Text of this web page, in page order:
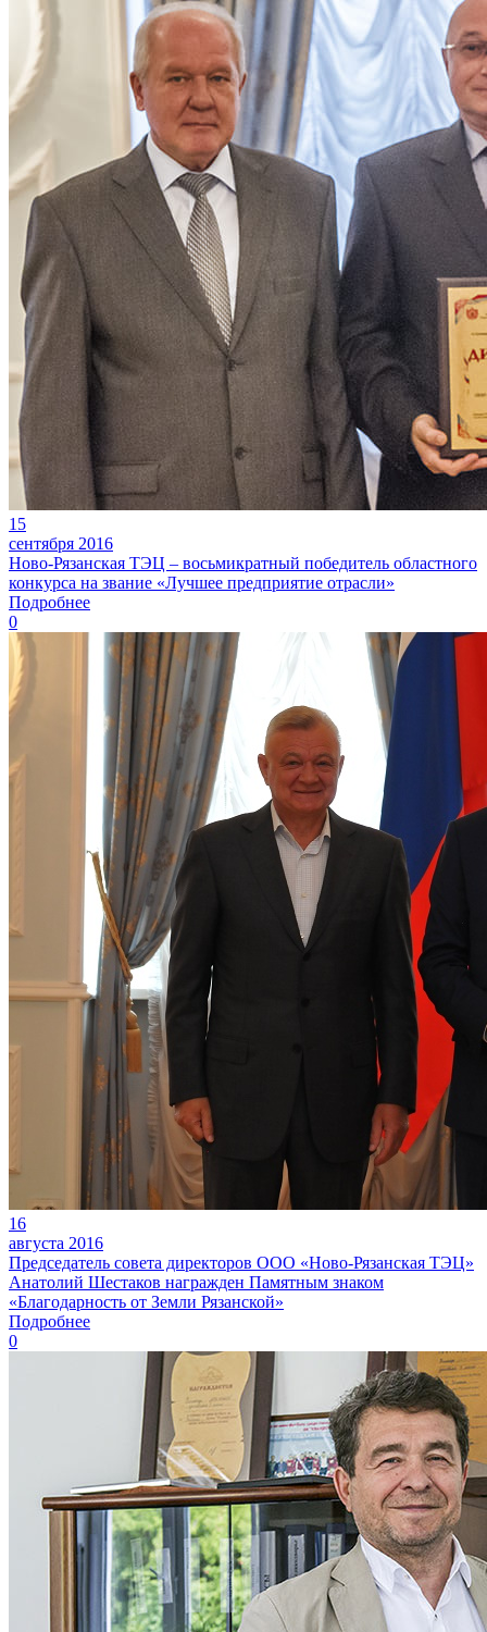
15
сентября 2016
Ново-Рязанская ТЭЦ – восьмикратный победитель областного
конкурса на звание «Лучшее предприятие отрасли»
Подробнее
0
16
августа 2016
Председатель совета директоров ООО «Ново-Рязанская ТЭЦ»
Анатолий Шестаков награжден Памятным знаком
«Благодарность от Земли Рязанской»
Подробнее
0